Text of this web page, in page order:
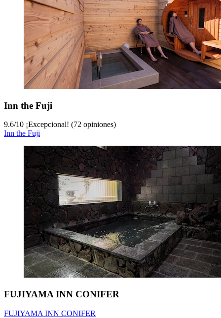
Inn the Fuji
9.6/10 ¡Excepcional! (72 opiniones)
Inn the Fuji
FUJIYAMA INN CONIFER
FUJIYAMA INN CONIFER